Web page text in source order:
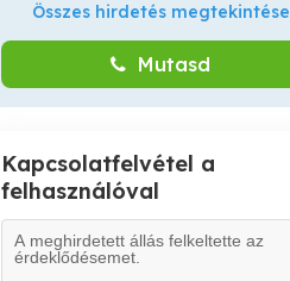
Összes hirdetés megtekintése
Mutasd
Kapcsolatfelvétel a
felhasználóval